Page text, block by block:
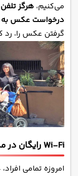
می‌کنیم، هرگز
درخواست عکس به
گرفتن عکس را، رد
Wi-Fi رایگان در مکان‌ها ناشناس
امروزه تمامی